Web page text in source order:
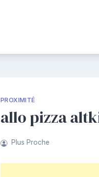
PROXIMITÉ
allo pizza
Plus Proche